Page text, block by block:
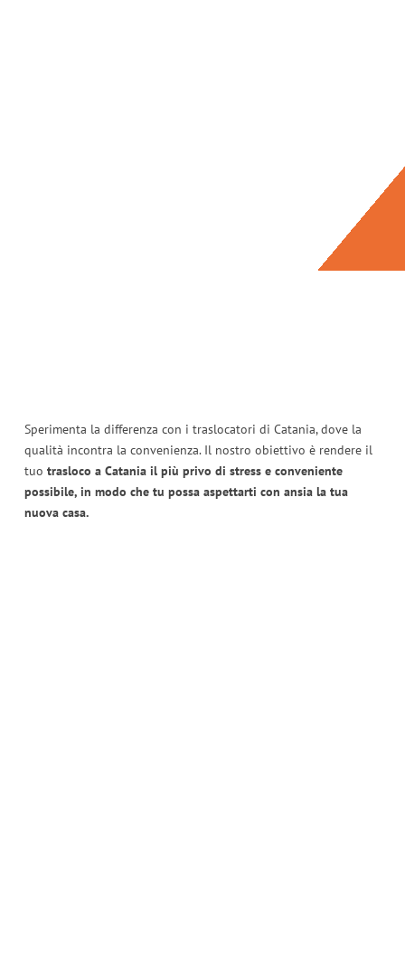
Sperimenta la differenza con i traslocatori di Catania, dove la
qualità incontra la convenienza. Il nostro obiettivo è rendere il
tuo trasloco a Catania il più privo di stress e conveniente
possibile, in modo che tu possa aspettarti con ansia la tua
nuova casa.